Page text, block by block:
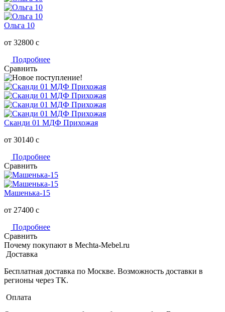
Ольга 10
от 32800 c
Подробнее
Сравнить
Сканди 01 МДФ Прихожая
от 30140 c
Подробнее
Сравнить
Машенька-15
от 27400 c
Подробнее
Сравнить
Почему покупают в Mechta-Mebel.ru
Доставка
Бесплатная доставка по Москве. Возможность доставки в
регионы через ТК.
Оплата